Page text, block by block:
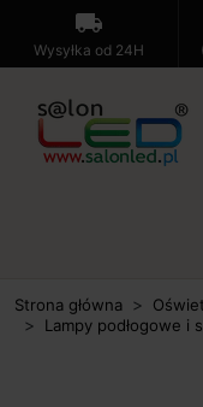
local_shipping
Wysyłka od 24H
Strona główna
Lampy podłogowe i